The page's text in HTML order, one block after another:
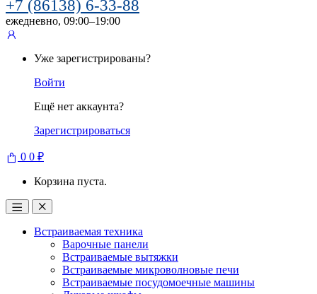
+7 (86138) 6-33-88
ежедневно, 09:00–19:00
Уже зарегистрированы?
Войти
Ещё нет аккаунта?
Зарегистрироваться
0 0 ₽
Корзина пуста.
Встраиваемая техника
Варочные панели
Встраиваемые вытяжки
Встраиваемые микроволновые печи
Встраиваемые посудомоечные машины